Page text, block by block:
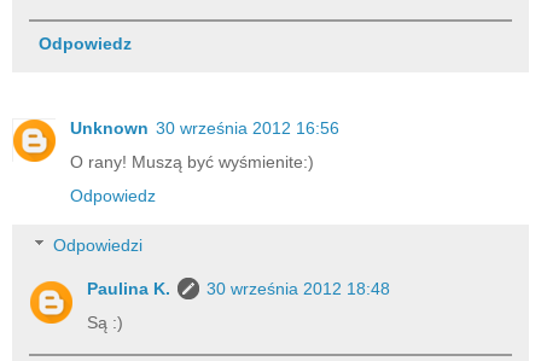
Odpowiedz
Unknown 30 września 2012 16:56
O rany! Muszą być wyśmienite:)
Odpowiedz
Odpowiedzi
Paulina K.
30 września 2012 18:48
Są :)